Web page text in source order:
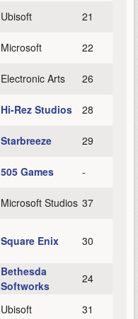
Ubisoft
21
Microsoft
22
Electronic Arts
26
Hi-Rez Studios
28
Starbreeze
29
505 Games
-
Microsoft Studios 37
Square Enix 30
Bethesda
Softworks
24
Ubisoft
31